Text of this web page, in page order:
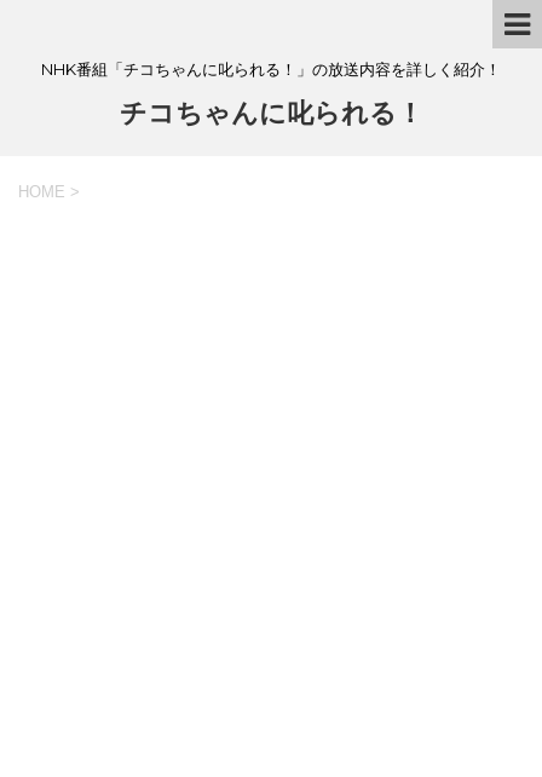
NHK番組「チコちゃんに叱られる！」の放送内容を詳しく紹介！
チコちゃんに叱られる！
HOME >